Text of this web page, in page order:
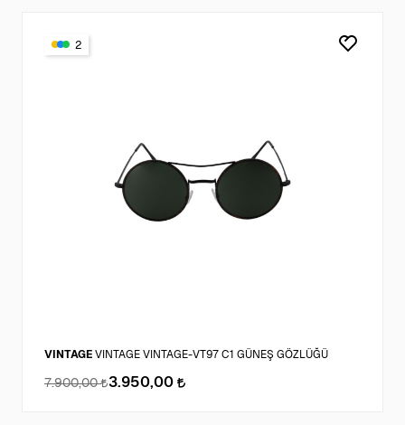
2
VINTAGE VINTAGE VINTAGE-VT97 C1 GÜNEŞ GÖZLÜĞÜ
7.900,00 3.950,00